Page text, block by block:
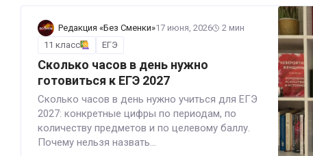
Редакция «Без Сменки»17 июня, 2026
2 мин
11 класс
ЕГЭ
Сколько часов в день нужно
готовиться к ЕГЭ 2027
Сколько часов в день нужно учиться для ЕГЭ
2027: конкретные цифры по периодам, по
количеству предметов и по целевому баллу.
Почему нельзя назвать...